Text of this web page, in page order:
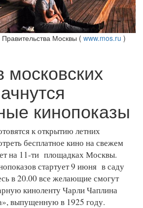
Москвы ( www.mos.ru )
кинопоказы
к открытию летних
бесплатное кино на свежем
на 11-ти площадках Москвы.
стартует 9 июня в саду
в 20.00 все желающие смогут
киноленту Чарли Чаплина
выпущенную в 1925 году.